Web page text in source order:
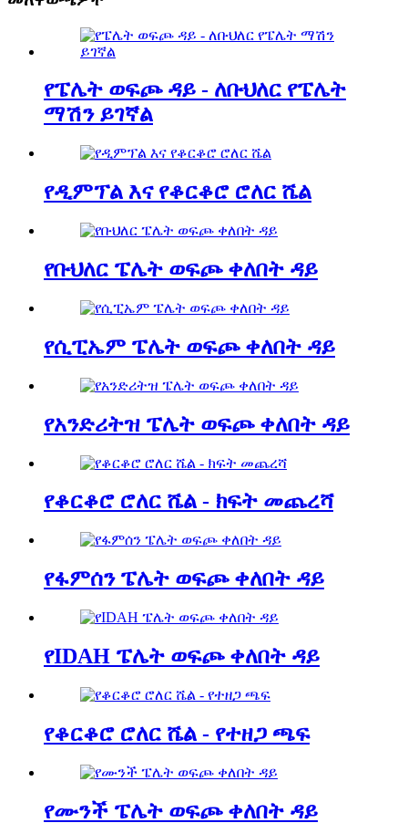
የፔሌት ወፍጮ ዳይ - ለቡህለር የፔሌት
ማሽን ይገኛል
የዲምፕል እና የቆርቆሮ ሮለር ሼል
የቡህለር ፔሌት ወፍጮ ቀለበት ዳይ
የሲፒኤም ፔሌት ወፍጮ ቀለበት ዳይ
የአንድሪትዝ ፔሌት ወፍጮ ቀለበት ዳይ
የቆርቆሮ ሮለር ሼል - ክፍት መጨረሻ
የፋምሰን ፔሌት ወፍጮ ቀለበት ዳይ
የIDAH ፔሌት ወፍጮ ቀለበት ዳይ
የቆርቆሮ ሮለር ሼል - የተዘጋ ጫፍ
የሙንች ፔሌት ወፍጮ ቀለበት ዳይ